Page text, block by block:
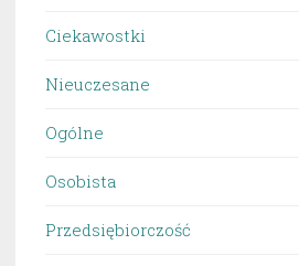
Ciekawostki
Nieuczesane
Ogólne
Osobista
Przedsiębiorczość